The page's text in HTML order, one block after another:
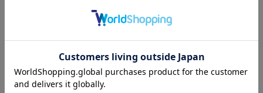
DOUX ARCHIVES
【ハレの日にも/セットアップ対
ドジャケット
￥17,930
archives
【ＯＮかわ】ウォッシャブルフ
レンチスリーブ麻調テーラード
ＪＫ